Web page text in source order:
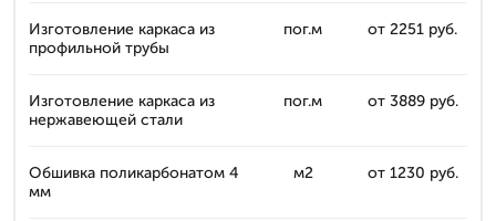
Изготовление каркаса из
профильной трубы
пог.м от 2251 руб.
Изготовление каркаса из
нержавеющей стали
пог.м от 3889 руб.
Обшивка поликарбонатом 4
мм
м2 от 1230 руб.